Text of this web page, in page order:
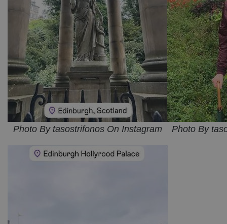
Photo By tasostrifonos On Instagram Photo By